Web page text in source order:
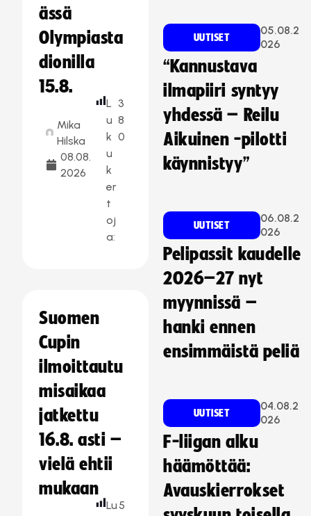
ässä
Olympiasta
dionilla
15.8.
Mika
Hilska
08.08.
2026
L
u
k
u
k
er
t
oj
a:
3
8
0
Suomen
Cupin
ilmoittautu
misaikaa
jatkettu
16.8. asti –
vielä ehtii
mukaan
Lu 5
UUTISET
05.08.2
026
“Kannustava
ilmapiiri syntyy
yhdessä – Reilu
Aikuinen -pilotti
käynnistyy”
UUTISET
06.08.2
026
Pelipassit kaudelle
2026–27 nyt
myynnissä –
hanki ennen
ensimmäistä peliä
UUTISET
04.08.2
026
F-liigan alku
häämöttää:
Avauskierrokset